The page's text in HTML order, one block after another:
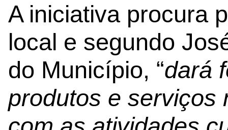
A iniciativa procura
local e segundo
do Município, “dará
produtos e serviços